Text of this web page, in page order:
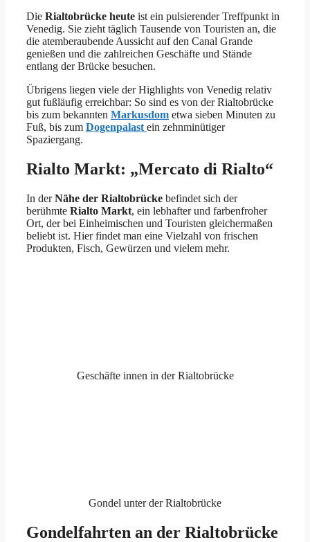
Die Rialtobrücke heute ist ein pulsierender Treffpunkt in
Venedig. Sie zieht täglich Tausende von Touristen an, die
die atemberaubende Aussicht auf den Canal Grande
genießen und die zahlreichen Geschäfte und Stände
entlang der Brücke besuchen.
Übrigens liegen viele der Highlights von Venedig relativ
gut fußläufig erreichbar: So sind es von der Rialtobrücke
bis zum bekannten Markusdom etwa sieben Minuten zu
Fuß, bis zum Dogenpalast ein zehnminütiger
Spaziergang.
Rialto Markt: „Mercato di Rialto“
In derNähe der Rialtobrücke befindet sich der
berühmte Rialto Markt, ein lebhafter und farbenfroher
Ort, der bei Einheimischen und Touristen gleichermaßen
beliebt ist. Hier findet man eine Vielzahl von frischen
Produkten, Fisch, Gewürzen und vielem mehr.
Geschäfte innen in der Rialtobrücke
Gondel unter der Rialtobrücke
Gondelfahrten an der Rialtobrücke